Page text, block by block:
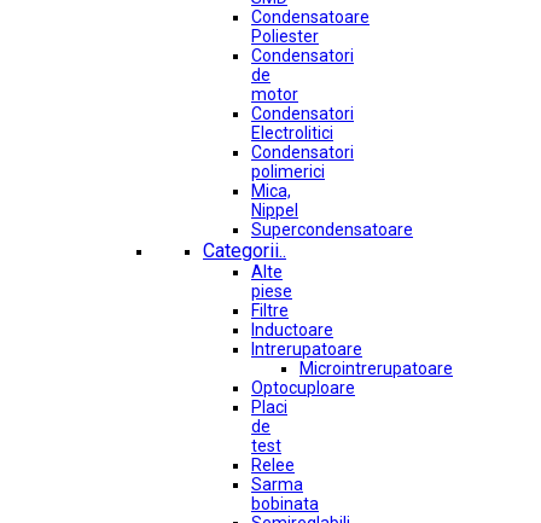
Condensatoare
Poliester
Condensatori
de
motor
Condensatori
Electrolitici
Condensatori
polimerici
Mica,
Nippel
Supercondensatoare
Categorii..
Alte
piese
Filtre
Inductoare
Intrerupatoare
Microintrerupatoare
Optocuploare
Placi
de
test
Relee
Sarma
bobinata